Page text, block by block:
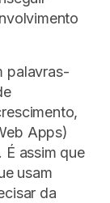
palavras-
Apps)
assim que
usam
da